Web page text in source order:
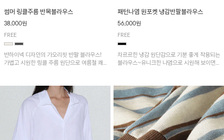
썸머 링클주름 반목블라우스
38,000원
FREE
반하이넥 디자인의 가오리핏 반팔 블라우스!
가볍고 시원한 링클 주름 원단으로 여름철 쾌
패턴나염 원포켓 냉감반팔블라우스
56,000원
FREE
차르르한 냉감 원단감으로 기분 좋게 착용되는
블라우스~유니크한 나염으로 시원해 보이면